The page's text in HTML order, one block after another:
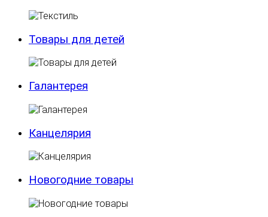
Товары для детей
Галантерея
Канцелярия
Новогодние товары